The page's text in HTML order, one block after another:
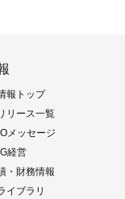
報トップ
リース一覧
メッセージ
経営
・財務情報
イブラリ